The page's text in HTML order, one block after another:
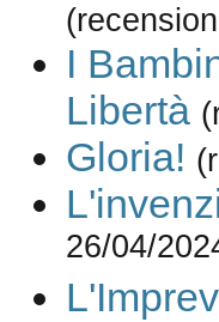
I
Libertà
Gloria!
26/04/